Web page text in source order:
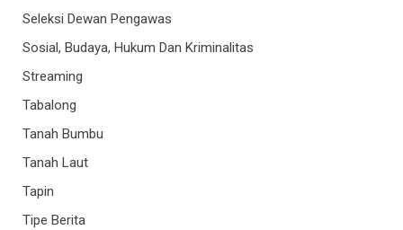
Seleksi Dewan Pengawas
Sosial, Budaya, Hukum Dan Kriminalitas
Streaming
Tabalong
Tanah Bumbu
Tanah Laut
Tapin
Tipe Berita